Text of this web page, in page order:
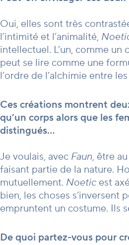
Oui, elles sont très
l’intimité et l’animalité,
intellectuel. L’un, comme
peut se lire comme une
l’ordre de l’alchimie entre
Ces créations montrent
qu’un corps alors que les
distingués…
Je voulais, avec Faun, être
faisant partie de la nature.
mutuellement. Noetic est
bien, les choses s’inversent
empruntent un costume. Ils
De quoi partez-vous pour